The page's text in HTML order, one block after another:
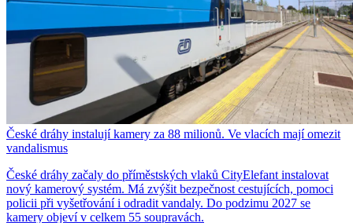
České dráhy instalují kamery za 88 milionů. Ve vlacích mají omezit
vandalismus
České dráhy začaly do příměstských vlaků CityElefant instalovat
nový kamerový systém. Má zvýšit bezpečnost cestujících, pomoci
policii při vyšetřování i odradit vandaly. Do podzimu 2027 se
kamery objeví v celkem 55 soupravách.